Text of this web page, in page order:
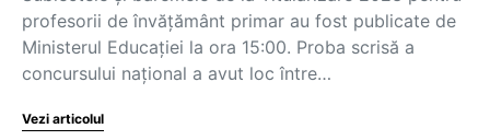
profesorii de învățământ primar au fost publicate de
Ministerul Educației la ora 15:00. Proba scrisă a
concursului național a avut loc între…
Vezi articolul